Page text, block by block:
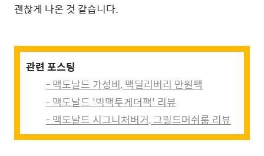
괜찮게 나온 것 같습니다.
관련 포스팅
- 맥도날드 가성비, 맥딜리버리 만원팩
- 맥도날드 '빅맥투게더팩' 리뷰
- 맥도날드 시그니처버거, 그릴드머쉬룸 리뷰